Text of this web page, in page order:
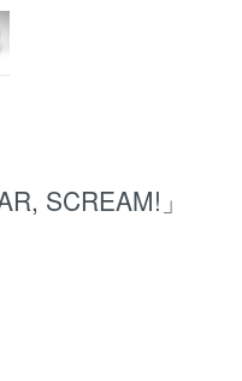
SCREAM!」